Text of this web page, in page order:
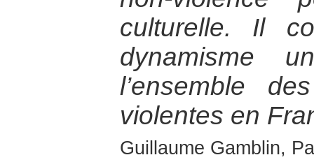
culturelle. Il
dynamisme
l’ensemble
violentes en
Guillaume Gamblin,